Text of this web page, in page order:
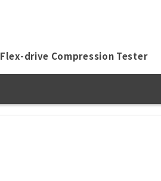
Flex-drive Compression Tester